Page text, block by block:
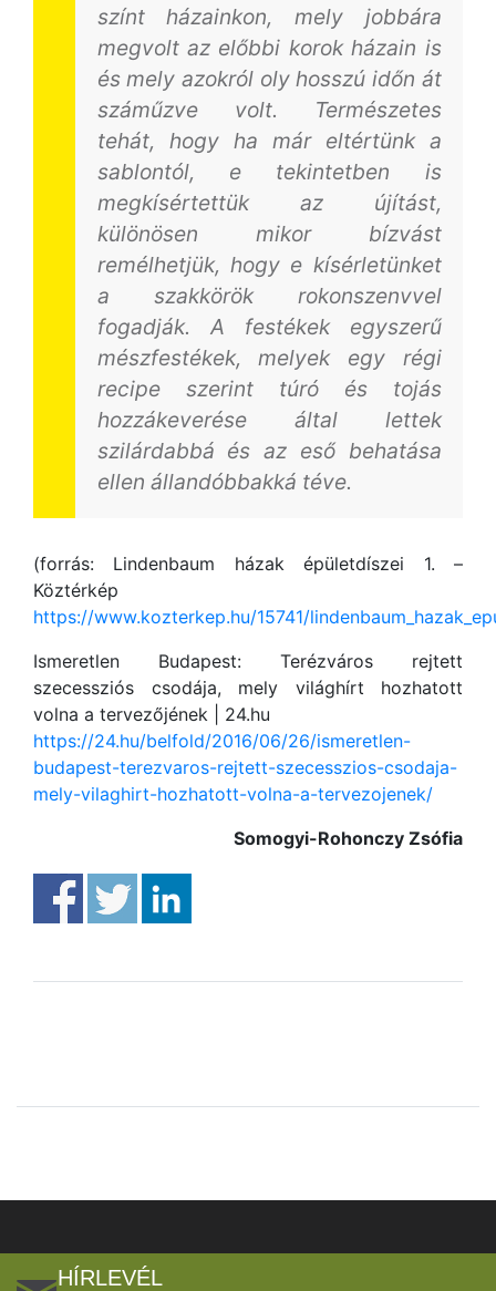
színt házainkon, mely jobbára
megvolt az előbbi korok házain is
és mely azokról oly hosszú időn át
száműzve volt. Természetes
tehát, hogy ha már eltértünk a
sablontól, e tekintetben is
megkísértettük az újítást,
különösen mikor bízvást
remélhetjük, hogy e kísérletünket
a szakkörök rokonszenvvel
fogadják. A festékek egyszerű
mészfestékek, melyek egy régi
recipe szerint túró és tojás
hozzákeverése által lettek
szilárdabbá és az eső behatása
ellen állandóbbakká téve.
(forrás: Lindenbaum házak épületdíszei 1. –
Köztérkép
https://www.kozterkep.hu/15741/
Ismeretlen Budapest: Terézváros rejtett
szecessziós csodája, mely világhírt hozhatott
volna a tervezőjének | 24.hu
https://24.hu/belfold/2016/06/26/ismeretlen-
budapest-terezvaros-rejtett-szecesszios-csodaja-
mely-vilaghirt-hozhatott-volna-a-tervezojenek/
Somogyi-Rohonczy Zsófia
HÍRLEVÉL